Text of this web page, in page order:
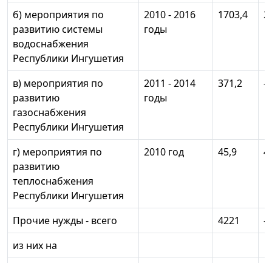
б) мероприятия по
развитию системы
водоснабжения
Республики Ингушетия
2010 - 2016
годы
1703,4
в) мероприятия по
развитию
газоснабжения
Республики Ингушетия
2011 - 2014
годы
371,2 -
г) мероприятия по
развитию
теплоснабжения
Республики Ингушетия
2010 год 45,9
Прочие нужды - всего 4221
-
из них на